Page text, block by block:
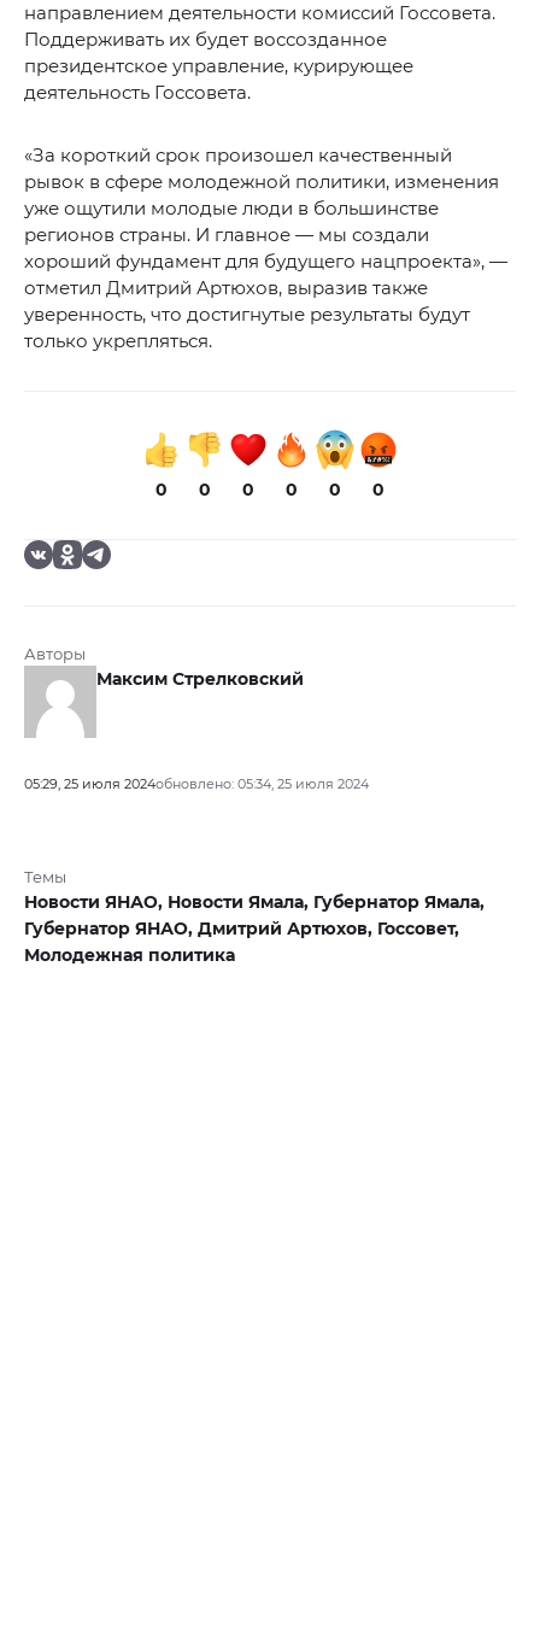
направлением деятельности комиссий Госсовета.
Поддерживать их будет воссозданное
президентское управление, курирующее
деятельность Госсовета.
«За короткий срок произошел качественный
рывок в сфере молодежной политики, изменения
уже ощутили молодые люди в большинстве
регионов страны. И главное — мы создали
хороший фундамент для будущего нацпроекта», —
отметил Дмитрий Артюхов, выразив также
уверенность, что достигнутые результаты будут
только укрепляться.
0 0 0 0 0 0
Авторы
Максим Стрелковский
05:29, 25 июля 2024обновлено: 05:34, 25 июля 2024
Темы
Новости ЯНАО, Новости Ямала, Губернатор Ямала,
Губернатор ЯНАО, Дмитрий Артюхов, Госсовет,
Молодежная политика